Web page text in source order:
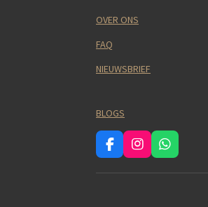
OVER ONS
FAQ
NIEUWSBRIEF
BLOGS
F
a
c
I
n
s
W
h
a